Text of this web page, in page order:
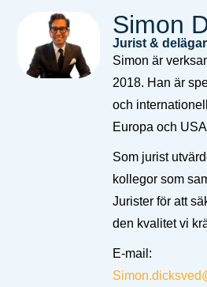
Simon
Jurist &
Simon är
2018. Han är
och
Europa och
Som jurist
kollegor som
Jurister för att
den kvalitet vi
E-mail: